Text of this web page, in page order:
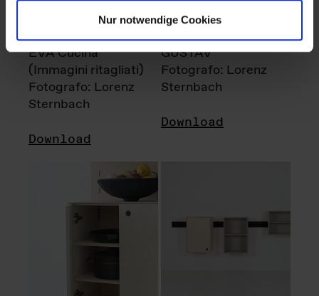
Nur notwendige Cookies
EVA Cucina
(Immagini ritagliati)
Fotografo: Lorenz
Sternbach
Download
GUSTAV
Fotografo: Lorenz
Sternbach
Download